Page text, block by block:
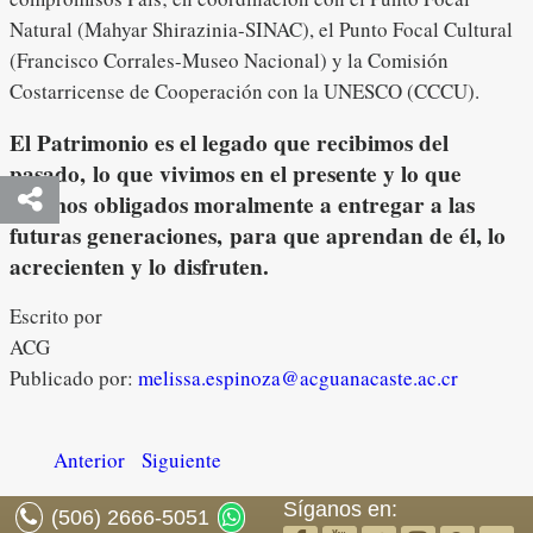
Natural (Mahyar Shirazinia-SINAC), el Punto Focal Cultural
(Francisco Corrales-Museo Nacional) y la Comisión
Costarricense de Cooperación con la UNESCO (CCCU).
El Patrimonio es el legado que recibimos del
pasado, lo que vivimos en el presente y lo que
estamos obligados moralmente a entregar a las
futuras generaciones, para que aprendan de él, lo
acrecienten y lo disfruten.
Escrito por
ACG
Publicado por: melissa.espinoza@acguanacaste.ac.cr
Anterior Siguiente
(506) 2666-5051 Síganos en: